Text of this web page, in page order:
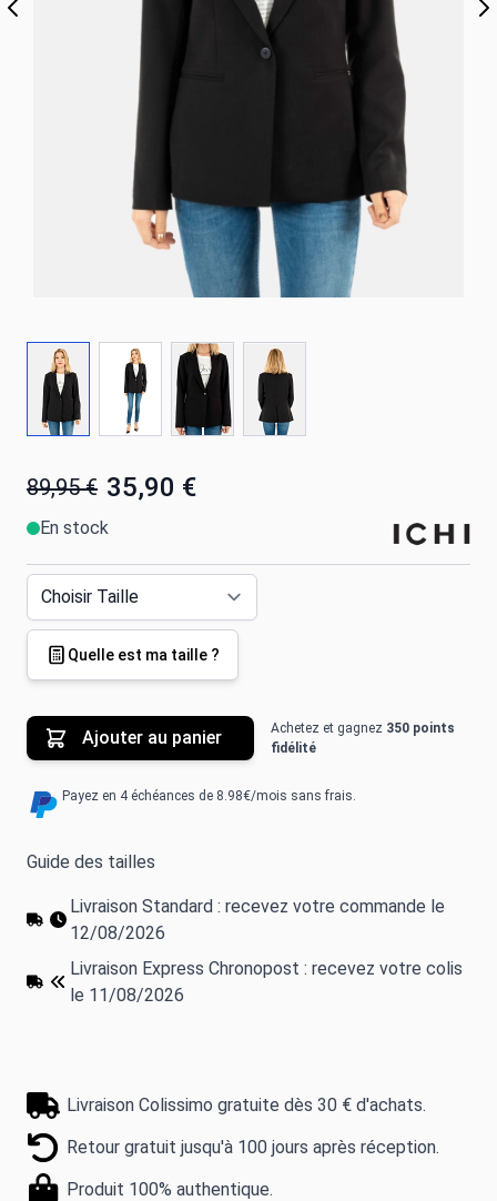
89,95 € 35,90 €
En stock
Quelle est ma taille ?
Ajouter au panier Achetez et gagnez 350 points
fidélité
Payez en 4 échéances de 8.98€/mois sans frais.
Guide des tailles
Livraison Standard : recevez votre commande le
12/08/2026
Livraison Express Chronopost : recevez votre colis
le 11/08/2026
Livraison Colissimo gratuite dès 30 € d'achats.
Retour gratuit jusqu'à 100 jours après réception.
Produit 100% authentique.